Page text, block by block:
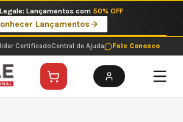
Selecionadas a 199 reais no pix em parcela única
Ver ofertas
CertificadoCentral de Ajuda Fale Conosco